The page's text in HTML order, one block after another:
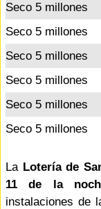
Seco 5 millones
Seco 5 millones
Seco 5 millones
Seco 5 millones
Seco 5 millones
Seco 5 millones
La Lotería de
11 de la
instalaciones de